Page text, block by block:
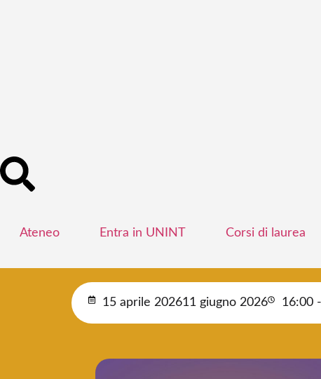
Ateneo Entra in UNINT Corsi di laurea
15 aprile 202611 giugno 2026 16:00